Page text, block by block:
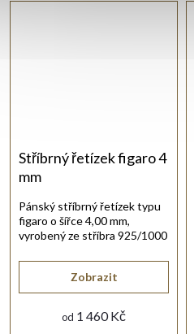
Stříbrný řetízek figaro 4
mm
od 1 460 Kč
Zobrazit
Pánský stříbrný řetízek typu
figaro o šířce 4,00 mm,
vyrobený ze stříbra 925/1000
povrchovou úpravou.